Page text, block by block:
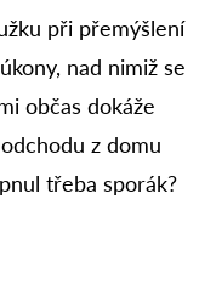
při přemýšlení
nad nimiž se
občas dokáže
z domu
třeba sporák?